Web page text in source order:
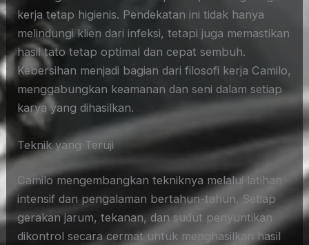
kerja tetap higienis. Pendekatan ini tidak hanya
melindungi klien dari infeksi, tetapi juga memastikan
hasil tato tetap optimal dan cepat sembuh.
Kebersihan menjadi bagian dari filosofi kerja Camilo,
menggabungkan keamanan dan seni dalam setiap
karya yang dihasilkan.
Teknik yang Teruji
Camilo mengembangkan tekniknya melalui latihan
intensif dan pengalaman bertahun-tahun. Setiap
gerakan jarum, tekanan, dan sudut penyuntikan
dikontrol secara cermat untuk menghasilkan hasil